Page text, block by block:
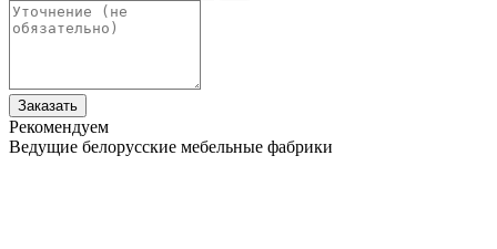
Заказать
Рекомендуем
Ведущие белорусские мебельные фабрики